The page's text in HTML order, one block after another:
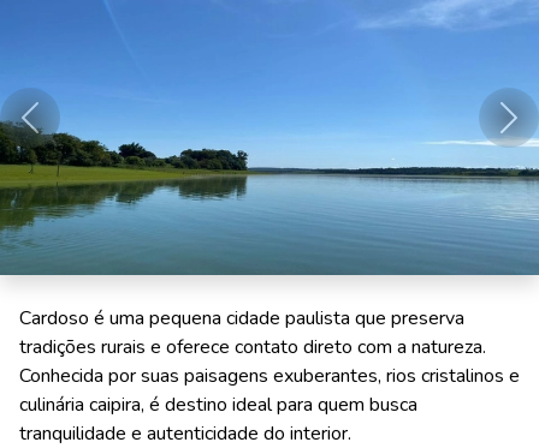
Anterior
Cardoso é uma pequena cidade paulista que preserva
tradições rurais e oferece contato direto com a natureza.
Conhecida por suas paisagens exuberantes, rios cristalinos e
culinária caipira, é destino ideal para quem busca
tranquilidade e autenticidade do interior.